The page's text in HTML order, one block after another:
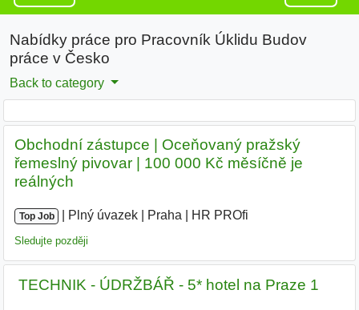
Nabídky práce pro Pracovník Úklidu Budov
práce v Česko
Back to category
Obchodní zástupce | Oceňovaný pražský
řemeslný pivovar | 100 000 Kč měsíčně je
reálných
Top Job Plný úvazek Praha HR PROfi
Sledujte později
️ TECHNIK - ÚDRŽBÁŘ - 5* hotel na Praze 1 ️